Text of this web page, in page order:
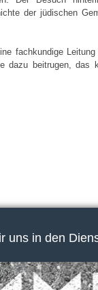
der jüdischen
fachkundige
dazu beitrugen, das
uns in den